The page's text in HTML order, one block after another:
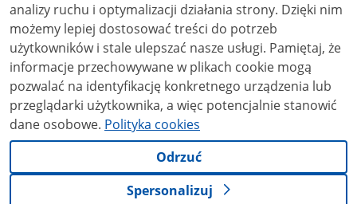
analizy ruchu i optymalizacji działania strony. Dzięki nim
możemy lepiej dostosować treści do potrzeb
użytkowników i stale ulepszać nasze usługi. Pamiętaj, że
informacje przechowywane w plikach cookie mogą
pozwalać na identyfikację konkretnego urządzenia lub
przeglądarki użytkownika, a więc potencjalnie stanowić
dane osobowe. Polityka cookies
Odrzuć
Spersonalizuj